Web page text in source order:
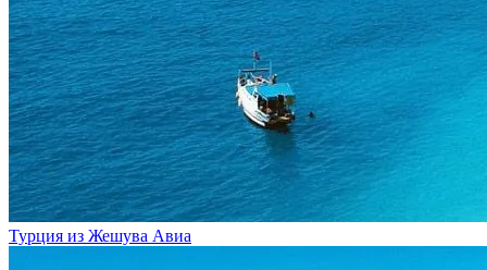
Турция из Жешува Авиа